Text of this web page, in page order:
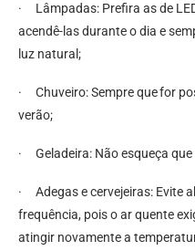
· Lâmpadas: Prefira as de
acendê-las durante o dia e
luz natural;
· Chuveiro: Sempre que for
verão;
· Geladeira: Não esqueça
· Adegas e cervejeiras: Evite
frequência, pois o ar quente
atingir novamente a